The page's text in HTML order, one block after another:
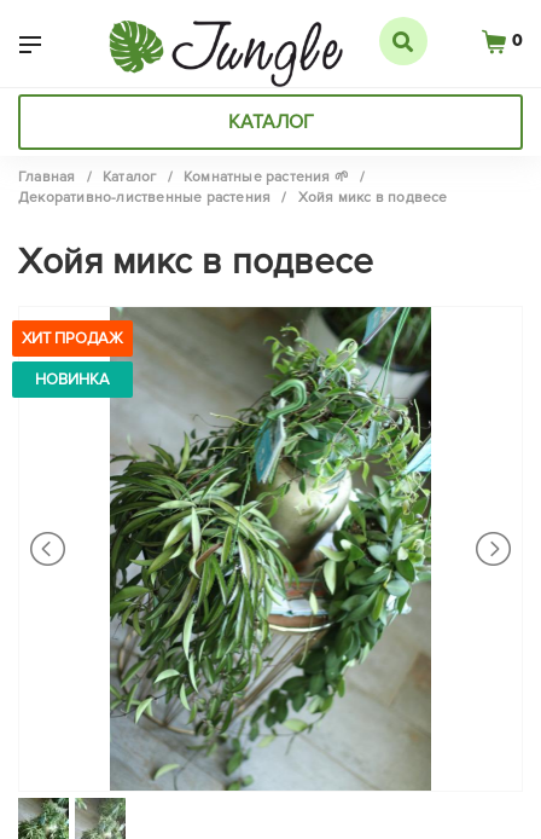
0
КАТАЛОГ
Главная / Каталог / Комнатные растения 🌱
/
Декоративно-лиственные растения
/ Хойя микс в подвесе
Хойя микс в подвесе
ХИТ ПРОДАЖ
НОВИНКА